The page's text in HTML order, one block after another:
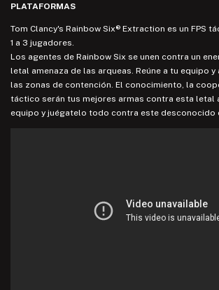
PLATAFORMAS
Tom Clancy's Rainbow Six® Extraction es un FPS
1 a 3 jugadores.
Los agentes de Rainbow Six se unen contra un
letal amenaza de las arqueas. Reúne a tu equipo
las zonas de contención. El conocimiento, la
táctico serán tus mejores armas contra esta letal
equipo y juégatelo todo contra este desconocido